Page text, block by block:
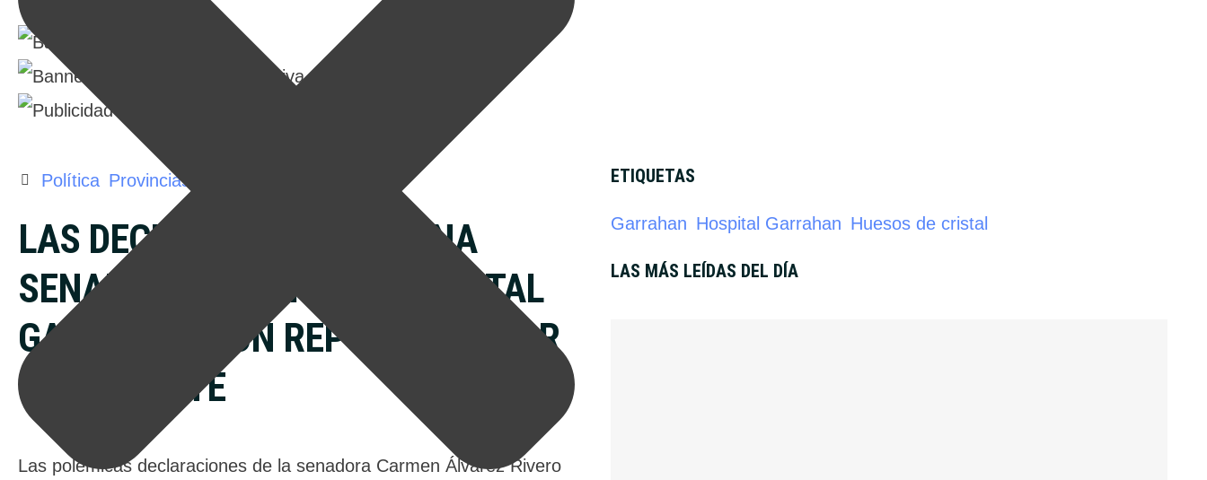
Política Provincias
LAS DECLARACIONES DE UNA
SENADORA CONTRA EL HOSPITAL
GARRAHAN SON REPUDIADAS POR
UN PACIENTE
Las polémicas declaraciones de la senadora Carmen Álvarez Rivero
ETIQUETAS
Garrahan Hospital Garrahan Huesos de cristal
LAS MÁS LEÍDAS DEL DÍA